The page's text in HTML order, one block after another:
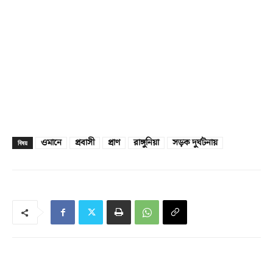
বিষয় ওমানে প্রবাসী প্রাণ রাঙ্গুনিয়া সড়ক দুর্ঘটনায়